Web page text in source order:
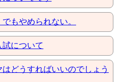
もやめられない。
について
どうすればいいのでしょう